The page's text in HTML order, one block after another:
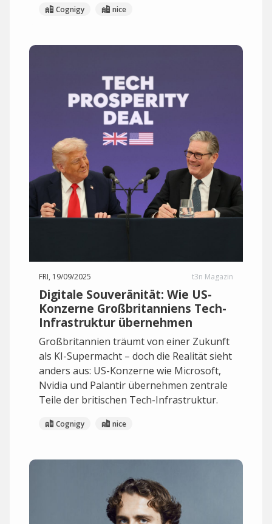
Cognigy nice
FRI, 19/09/2025 t3n Magazin
Digitale Souveränität: Wie US-
Konzerne Großbritanniens Tech-
Infrastruktur übernehmen
Großbritannien träumt von einer Zukunft
als KI-Supermacht – doch die Realität sieht
anders aus: US-Konzerne wie Microsoft,
Nvidia und Palantir übernehmen zentrale
Teile der britischen Tech-Infrastruktur.
Cognigy nice